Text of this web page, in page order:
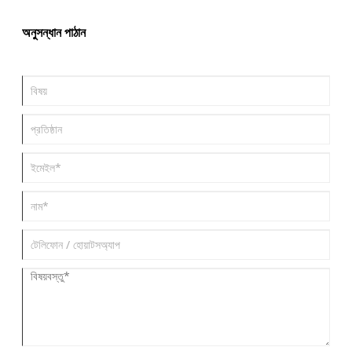
ফিলামেন্টগুলিকে তারপরে ব্রাশে গুঁজে দেওয়া হয় যা পৃষ্ঠের কনট্যুরগুলির সাথে সামঞ্জস্যপূর্ণ, বর্ধিত
সময় ধরে ধারাবাহিকভাবে কাটার ক্রিয়া প্রদান করে এবং নরম পদার্থ থেকে লোড হওয়া প্রতিরোধ
অনুসন্ধান পাঠান